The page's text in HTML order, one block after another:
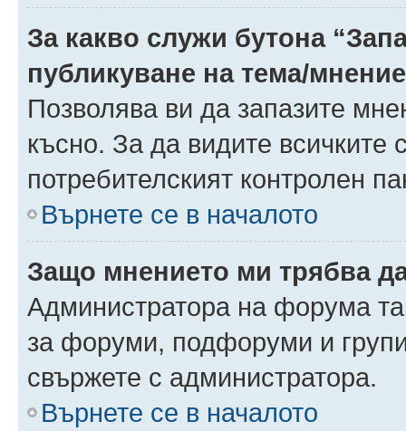
За какво служи бутона
публикуване на тема/
Позволява ви да запазите
късно. За да видите всичките
потребителският контролен
Върнете се в началото
Защо мнението ми трябва
Администратора на форума
за форуми, подфоруми и
свържете с администратора.
Върнете се в началото